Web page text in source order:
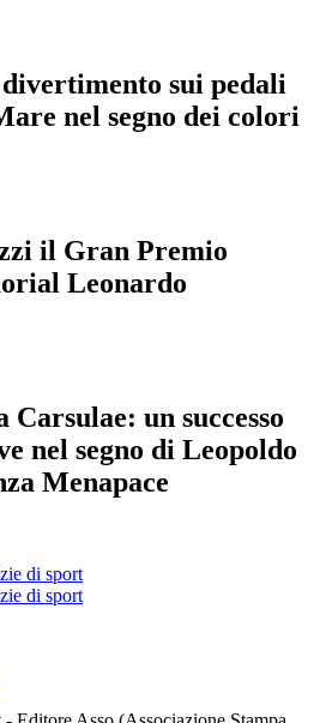
sui pedali
nel segno dei colori
il Gran Premio
Leonardo
un successo
nel segno di Leopoldo
Menapace